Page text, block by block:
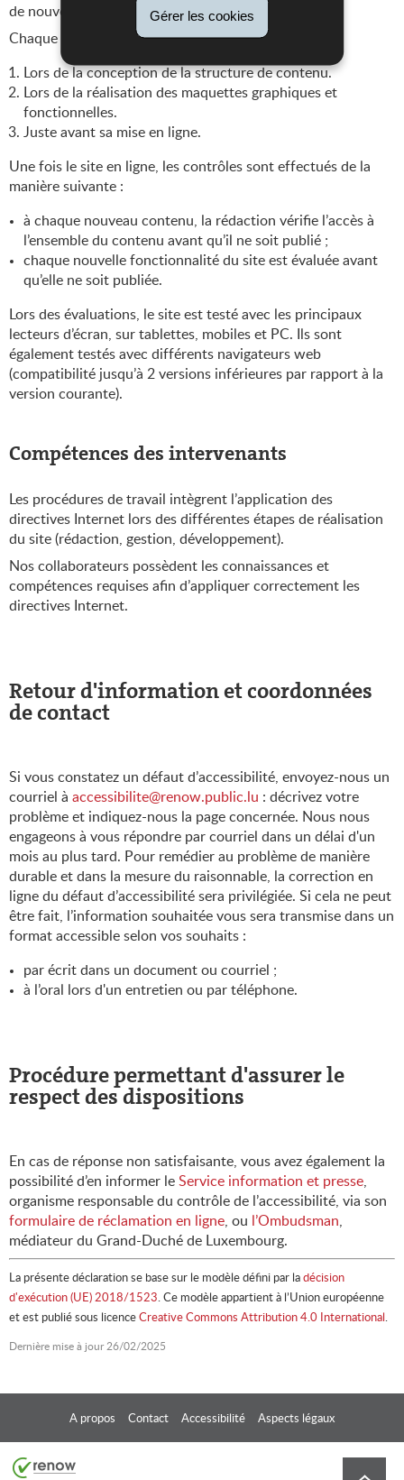
Gérer les cookies
de nouvelles fonctionnalités.
Chaque site est évalué en plusieurs étapes :
Lors de la conception de la structure de contenu.
Lors de la réalisation des maquettes graphiques et
fonctionnelles.
Juste avant sa mise en ligne.
Une fois le site en ligne, les contrôles sont effectués de la
manière suivante :
à chaque nouveau contenu, la rédaction vérifie l’accès à
l’ensemble du contenu avant qu’il ne soit publié ;
chaque nouvelle fonctionnalité du site est évaluée avant
qu’elle ne soit publiée.
Lors des évaluations, le site est testé avec les principaux
lecteurs d’écran, sur tablettes, mobiles et PC. Ils sont
également testés avec différents navigateurs web
(compatibilité jusqu’à 2 versions inférieures par rapport à la
version courante).
Compétences des intervenants
Les procédures de travail intègrent l’application des
directives Internet lors des différentes étapes de réalisation
du site (rédaction, gestion, développement).
Nos collaborateurs possèdent les connaissances et
compétences requises afin d’appliquer correctement les
directives Internet.
Retour d'information et coordonnées
de contact
Si vous constatez un défaut d’accessibilité, envoyez-nous un
courriel à accessibilite@renow.public.lu : décrivez votre
problème et indiquez-nous la page concernée. Nous nous
engageons à vous répondre par courriel dans un délai d'un
mois au plus tard. Pour remédier au problème de manière
durable et dans la mesure du raisonnable, la correction en
ligne du défaut d’accessibilité sera privilégiée. Si cela ne peut
être fait, l’information souhaitée vous sera transmise dans un
format accessible selon vos souhaits :
par écrit dans un document ou courriel ;
à l’oral lors d'un entretien ou par téléphone.
Procédure permettant d'assurer le
respect des dispositions
En cas de réponse non satisfaisante, vous avez également la
possibilité d’en informer le Service information et presse
organisme responsable du contrôle de l’accessibilité, via son
formulaire de réclamation en ligne , ou l’Ombudsman
médiateur du Grand-Duché de Luxembourg.
La présente déclaration se base sur le modèle défini par la décision
d'exécution (UE) 2018/1523 . Ce modèle appartient à l’Union européenne
et est publié sous licence Creative Commons Attribution 4.0 International
Dernière mise à jour 26/02/2025
Menu
A propos Contact Accessibilité Aspects légaux